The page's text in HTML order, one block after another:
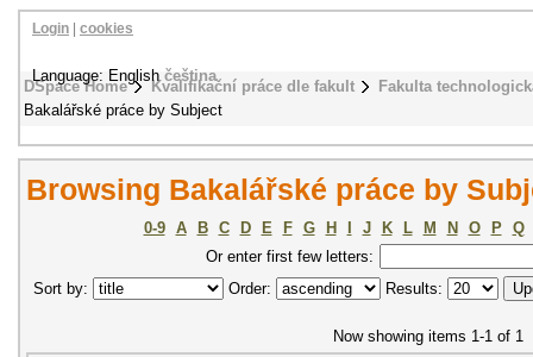
DSpace Home Kvalifikační práce dle fakult
Fakulta
Bakalářské práce by Subject
Login cookies
Language: Englishčeština
Browsing Bakalářské práce by
0-9 A B C D E F G H J K L M N O P
Q
Or enter first few letters:
Sort by:
Order: Results:
Now showing items 1-1 of 1